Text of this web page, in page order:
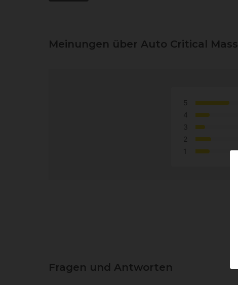
Meinungen über Auto Critical Mass
5
4
3
2
1
Fragen und Antworten